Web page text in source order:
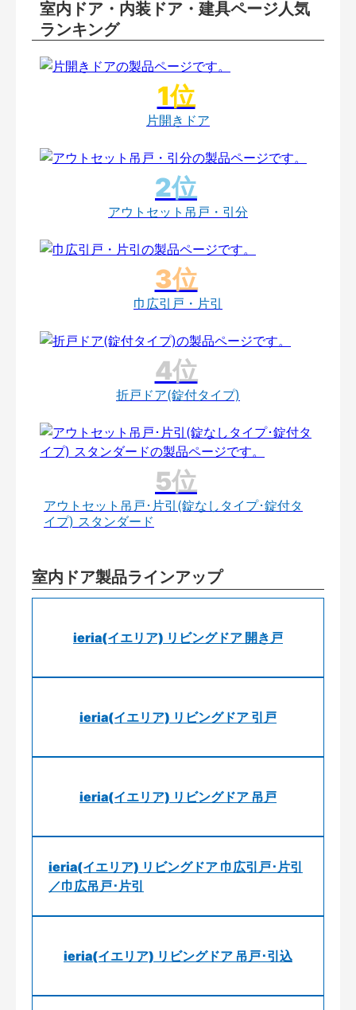
室内ドア・内装ドア・建具ページ人気
ランキング
片開きドア
アウトセット吊戸・引分
巾広引戸・片引
折戸ドア(錠付タイプ)
アウトセット吊戸･片引(錠なしタイプ･錠付タ
イプ) スタンダード
室内ドア製品ラインアップ
ieria(イエリア) リビングドア 開き戸
ieria(イエリア) リビングドア 引戸
ieria(イエリア) リビングドア 吊戸
ieria(イエリア) リビングドア 巾広引戸･片引
／巾広吊戸･片引
ieria(イエリア) リビングドア 吊戸･引込